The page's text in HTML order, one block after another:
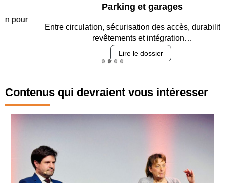
Parking et garages
Entre circulation, sécurisation des accès, durabilité des
revêtements et intégration…
Lire le dossier
Contenus qui devraient vous intéresser